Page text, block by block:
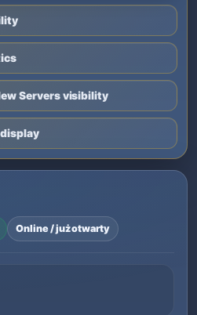
Servers visibility
Online / już otwarty